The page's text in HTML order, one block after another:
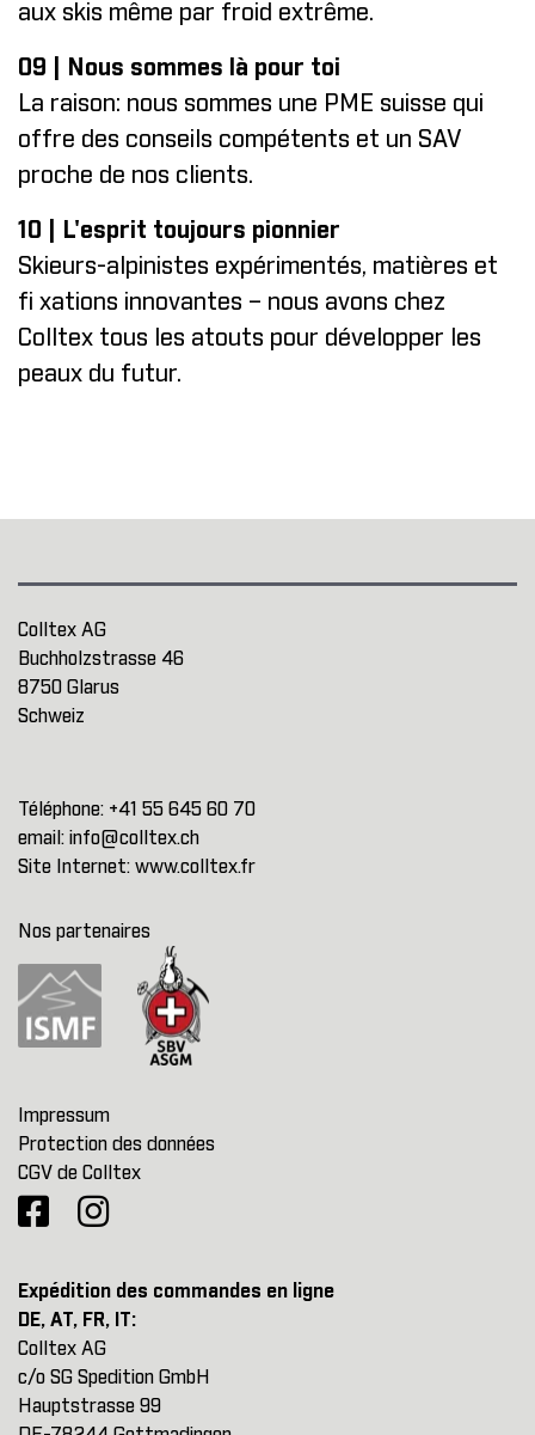
aux skis même par froid extrême.
09 | Nous sommes là pour toi
La raison: nous sommes une PME suisse qui
offre des conseils compétents et un SAV
proche de nos clients.
10 | L'esprit toujours pionnier
Skieurs-alpinistes expérimentés, matières et
fi xations innovantes – nous avons chez
Colltex tous les atouts pour développer les
peaux du futur.
Colltex AG
Buchholzstrasse 46
8750 Glarus
Schweiz
Téléphone: +41 55 645 60 70
email: info@colltex.ch
Site Internet: www.colltex.fr
Nos partenaires
Impressum
Protection des données
CGV de Colltex
Expédition des commandes en ligne
DE, AT, FR, IT:
Colltex AG
c/o SG Spedition GmbH
Hauptstrasse 99